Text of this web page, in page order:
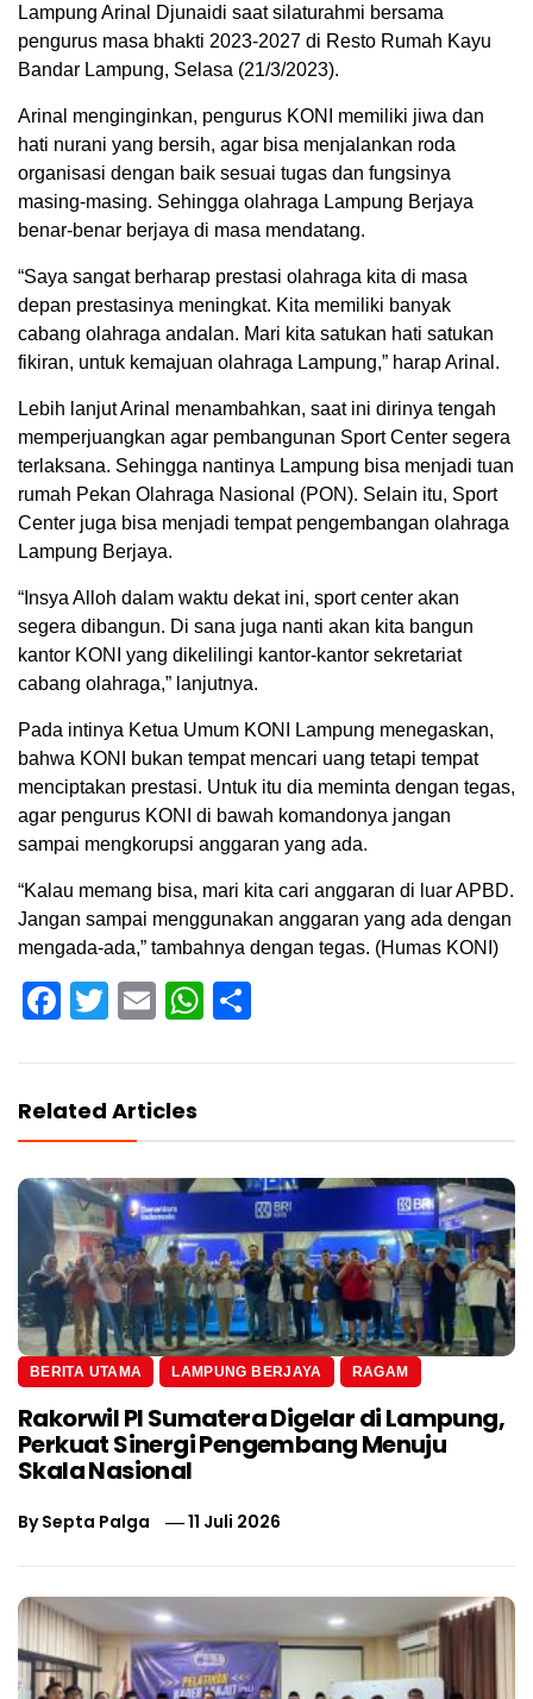
Lampung Arinal Djunaidi saat silaturahmi bersama
pengurus masa bhakti 2023-2027 di Resto Rumah Kayu
Bandar Lampung, Selasa (21/3/2023).
Arinal menginginkan, pengurus KONI memiliki jiwa dan
hati nurani yang bersih, agar bisa menjalankan roda
organisasi dengan baik sesuai tugas dan fungsinya
masing-masing. Sehingga olahraga Lampung Berjaya
benar-benar berjaya di masa mendatang.
“Saya sangat berharap prestasi olahraga kita di masa
depan prestasinya meningkat. Kita memiliki banyak
cabang olahraga andalan. Mari kita satukan hati satukan
fikiran, untuk kemajuan olahraga Lampung,” harap Arinal.
Lebih lanjut Arinal menambahkan, saat ini dirinya tengah
memperjuangkan agar pembangunan Sport Center segera
terlaksana. Sehingga nantinya Lampung bisa menjadi tuan
rumah Pekan Olahraga Nasional (PON). Selain itu, Sport
Center juga bisa menjadi tempat pengembangan olahraga
Lampung Berjaya.
“Insya Alloh dalam waktu dekat ini, sport center akan
segera dibangun. Di sana juga nanti akan kita bangun
kantor KONI yang dikelilingi kantor-kantor sekretariat
cabang olahraga,” lanjutnya.
Pada intinya Ketua Umum KONI Lampung menegaskan,
bahwa KONI bukan tempat mencari uang tetapi tempat
menciptakan prestasi. Untuk itu dia meminta dengan tegas,
agar pengurus KONI di bawah komandonya jangan
sampai mengkorupsi anggaran yang ada.
“Kalau memang bisa, mari kita cari anggaran di luar APBD.
Jangan sampai menggunakan anggaran yang ada dengan
mengada-ada,” tambahnya dengan tegas. (Humas KONI)
Facebook
Twitter
EmailWhatsApp
Related Articles
BERITA UTAMA LAMPUNG BERJAYA RAGAM
Rakorwil PI Sumatera Digelar di Lampung,
Perkuat Sinergi Pengembang Menuju
Skala Nasional
BySepta Palga 11 Juli 2026